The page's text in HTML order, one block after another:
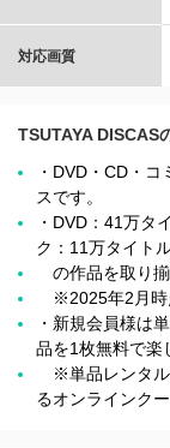
対応画質
TSUTAYA DISCAS
・DVD・CD・
スです。
・DVD：41万タ
ク：11万タイト
の作品を取り揃
※2025年2月時
・新規会員様は
品を1枚無料で楽
※単品レンタル
るオンラインク